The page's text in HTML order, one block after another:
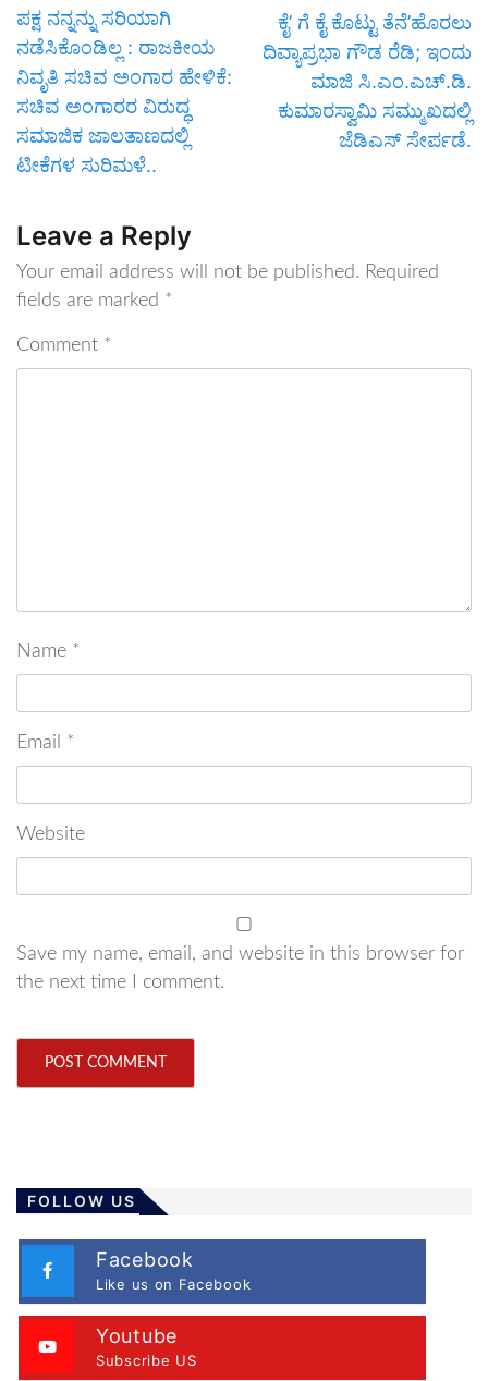
ಪಕ್ಷ ನನ್ನನ್ನು ಸರಿಯಾಗಿ
ನಡೆಸಿಕೊಂಡಿಲ್ಲ : ರಾಜಕೀಯ
ನಿವೃತಿ ಸಚಿವ ಅಂಗಾರ ಹೇಳಿಕೆ:
ಸಚಿವ ಅಂಗಾರರ ವಿರುದ್ಧ
ಸಮಾಜಿಕ ಜಾಲತಾಣದಲ್ಲಿ
ಟೀಕೆಗಳ ಸುರಿಮಳೆ..
ಕೈ’ ಗೆ ಕೈ ಕೊಟ್ಟು ತೆನೆ’ಹೊರಲು
ದಿವ್ಯಾಪ್ರಭಾ ಗೌಡ ರೆಡಿ; ಇಂದು
ಮಾಜಿ ಸಿ.ಎಂ.ಎಚ್.ಡಿ.
ಕುಮಾರಸ್ವಾಮಿ ಸಮ್ಮುಖದಲ್ಲಿ
ಜೆಡಿಎಸ್ ಸೇರ್ಪಡೆ.
Leave a Reply
Your email address will not be published. Required
fields are marked *
Comment *
Name *
Email *
Website
Save my name, email, and website in this browser for
the next time I comment.
FOLLOW US
Facebook
Like us on Facebook
Youtube
Subscribe US